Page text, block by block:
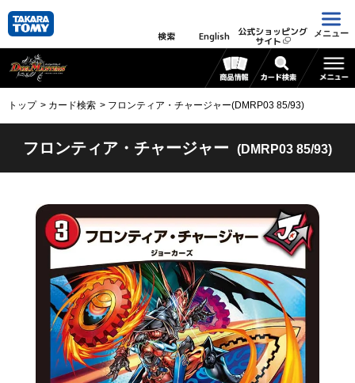
検索 English 公式ショッピング
サイト
メニュー
トップ カード検索 フロンティア・チャージャー(DMRP03 85/93)
フロンティア・チャージャー (DMRP03 85/93)